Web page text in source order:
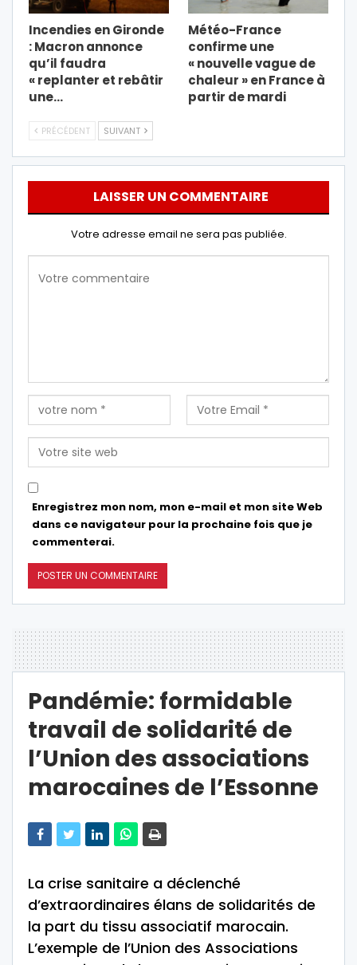
Incendies en Gironde
: Macron annonce
qu’il faudra
« replanter et rebâtir
une…
Météo-France
confirme une
« nouvelle vague de
chaleur » en France à
partir de mardi
PRÉCÉDENT SUIVANT
LAISSER UN COMMENTAIRE
Votre adresse email ne sera pas publiée.
Enregistrez mon nom, mon e-mail et mon site Web
dans ce navigateur pour la prochaine fois que je
commenterai.
Pandémie: formidable
travail de solidarité de
l’Union des associations
marocaines de l’Essonne
La crise sanitaire a déclenché
d’extraordinaires élans de solidarités de
la part du tissu associatif marocain.
L’exemple de l’Union des Associations